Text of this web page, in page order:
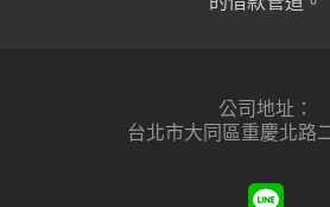
公司地址：
台北市大同區重慶北路